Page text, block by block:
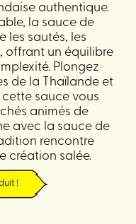
authentique.
la sauce de
les sautés, les
offrant un équilibre
Plongez
de la Thaïlande et
sauce vous
animés de
avec la sauce de
rencontre
création salée.
!